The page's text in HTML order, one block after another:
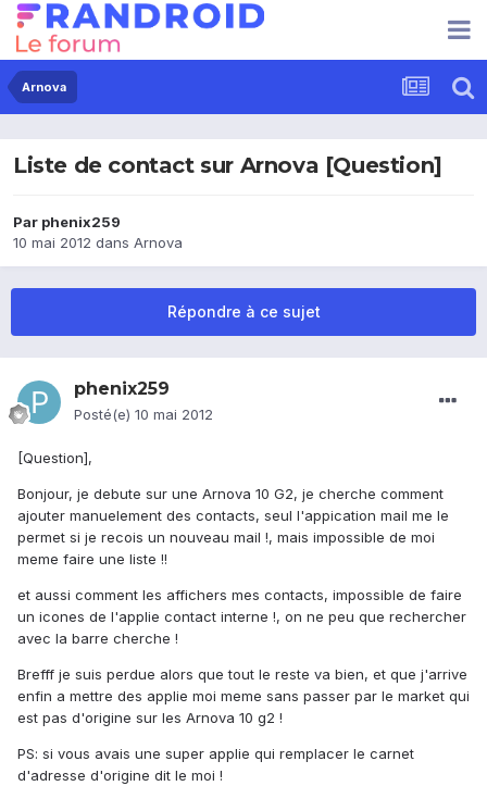
Arnova
Liste de contact sur Arnova [Question]
Par phenix259
10 mai 2012 dans Arnova
Répondre à ce sujet
phenix259
Posté(e) 10 mai 2012
[Question],
Bonjour, je debute sur une Arnova 10 G2, je cherche comment
ajouter manuelement des contacts, seul l'appication mail me le
permet si je recois un nouveau mail !, mais impossible de moi
meme faire une liste !!
et aussi comment les affichers mes contacts, impossible de faire
un icones de l'applie contact interne !, on ne peu que rechercher
avec la barre cherche !
Brefff je suis perdue alors que tout le reste va bien, et que j'arrive
enfin a mettre des applie moi meme sans passer par le market qui
est pas d'origine sur les Arnova 10 g2 !
PS: si vous avais une super applie qui remplacer le carnet
d'adresse d'origine dit le moi !